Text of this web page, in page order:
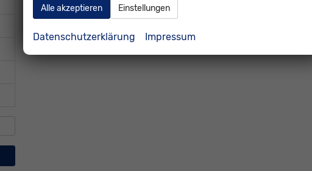
Alle akzeptieren Einstellungen
Datenschutzerklärung Impressum